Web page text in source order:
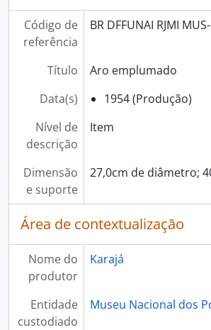
Código de
referência
BR DFFUNAI RJMI
Título
Aro emplumado
Data(s)
1954 (Produção)
Nível de
descrição
Item
Dimensão
e suporte
27,0cm de diâmetro;
Área de contextualização
Nome do
produtor
Karajá
Entidade
custodiado
Museu Nacional dos